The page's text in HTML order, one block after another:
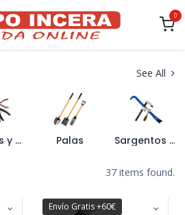
0
See All
Alicates y Tenazas Palas Sargentos y Barras de Uña
37 items found.
Envío Gratis +60€